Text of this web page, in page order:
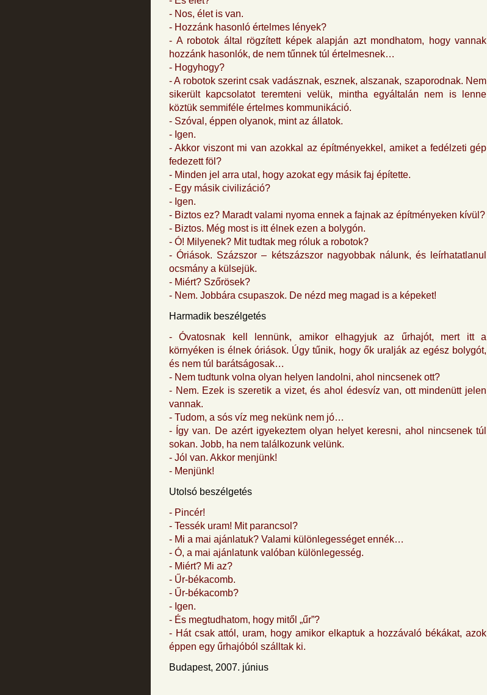
- Nos, élet is van.
- Hozzánk hasonló értelmes lények?
- A robotok által rögzített képek alapján azt mondhatom, hogy vannak
hozzánk hasonlók, de nem tűnnek túl értelmesnek…
- Hogyhogy?
- A robotok szerint csak vadásznak, esznek, alszanak, szaporodnak. Nem
sikerült kapcsolatot teremteni velük, mintha egyáltalán nem is lenne
köztük semmiféle értelmes kommunikáció.
- Szóval, éppen olyanok, mint az állatok.
- Igen.
- Akkor viszont mi van azokkal az építményekkel, amiket a fedélzeti gép
fedezett föl?
- Minden jel arra utal, hogy azokat egy másik faj építette.
- Egy másik civilizáció?
- Igen.
- Biztos ez? Maradt valami nyoma ennek a fajnak az építményeken kívül?
- Biztos. Még most is itt élnek ezen a bolygón.
- Ó! Milyenek? Mit tudtak meg róluk a robotok?
- Óriások. Százszor – kétszázszor nagyobbak nálunk, és leírhatatlanul
ocsmány a külsejük.
- Miért? Szőrösek?
- Nem. Jobbára csupaszok. De nézd meg magad is a képeket!
Harmadik beszélgetés
- Óvatosnak kell lennünk, amikor elhagyjuk az űrhajót, mert itt a
környéken is élnek óriások. Úgy tűnik, hogy ők uralják az egész bolygót,
és nem túl barátságosak…
- Nem tudtunk volna olyan helyen landolni, ahol nincsenek ott?
- Nem. Ezek is szeretik a vizet, és ahol édesvíz van, ott mindenütt jelen
vannak.
- Tudom, a sós víz meg nekünk nem jó…
- Így van. De azért igyekeztem olyan helyet keresni, ahol nincsenek túl
sokan. Jobb, ha nem találkozunk velünk.
- Jól van. Akkor menjünk!
- Menjünk!
Utolsó beszélgetés
- Pincér!
- Tessék uram! Mit parancsol?
- Mi a mai ajánlatuk? Valami különlegességet ennék…
- Ó, a mai ajánlatunk valóban különlegesség.
- Miért? Mi az?
- Űr-békacomb.
- Űr-békacomb?
- Igen.
- És megtudhatom, hogy mitől „űr”?
- Hát csak attól, uram, hogy amikor elkaptuk a hozzávaló békákat, azok
éppen egy űrhajóból szálltak ki.
Budapest, 2007. június